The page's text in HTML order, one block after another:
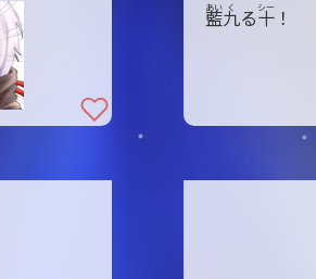
藍
あい
九
く
る十
シー
！